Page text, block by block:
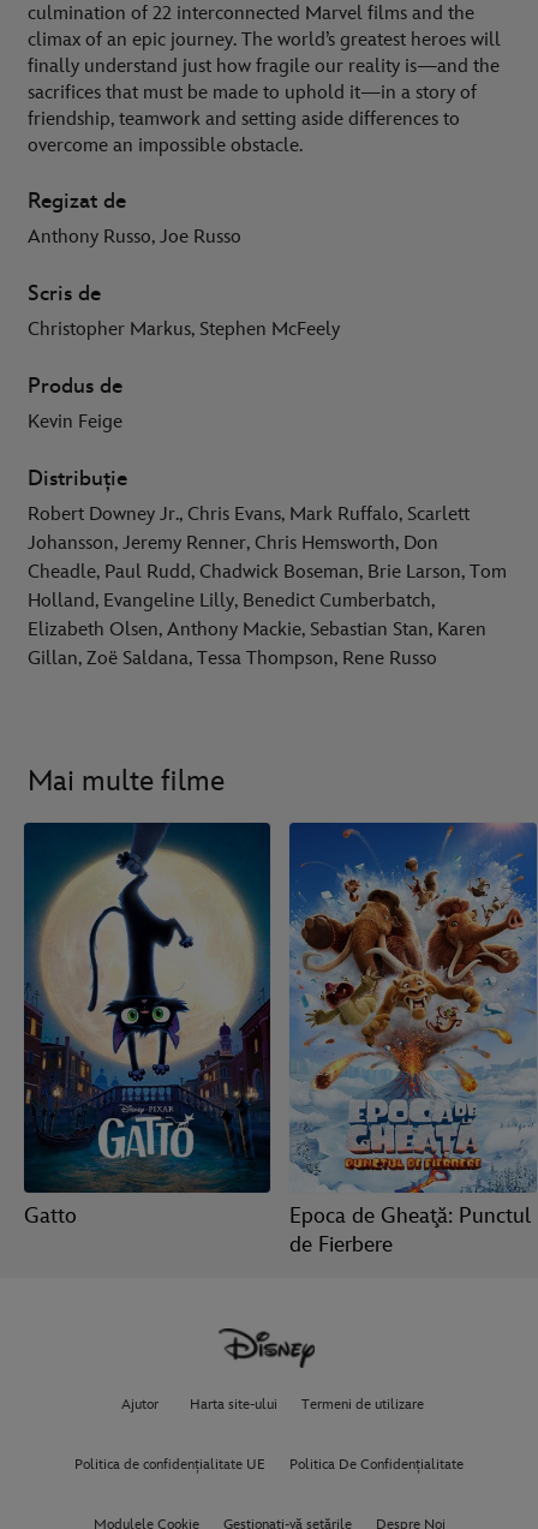
culmination of 22 interconnected Marvel films and the
climax of an epic journey. The world’s greatest heroes will
finally understand just how fragile our reality is—and the
sacrifices that must be made to uphold it—in a story of
friendship, teamwork and setting aside differences to
overcome an impossible obstacle.
Regizat de
Anthony Russo, Joe Russo
Scris de
Christopher Markus, Stephen McFeely
Produs de
Kevin Feige
Distribuție
Robert Downey Jr., Chris Evans, Mark Ruffalo, Scarlett
Johansson, Jeremy Renner, Chris Hemsworth, Don
Cheadle, Paul Rudd, Chadwick Boseman, Brie Larson, Tom
Holland, Evangeline Lilly, Benedict Cumberbatch,
Elizabeth Olsen, Anthony Mackie, Sebastian Stan, Karen
Gillan, Zoë Saldana, Tessa Thompson, Rene Russo
Mai multe filme
Gatto
Epoca de Gheaţă: Punctul
de Fierbere
Ajutor Harta site-ului Termeni de utilizare
Politica de confidențialitate UE Politica De Confidențialitate
Modulele Cookie Gestionaţi-vă setările Despre Noi